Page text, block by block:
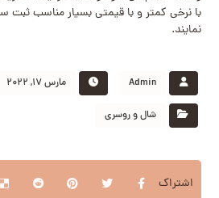
با نرخی کمتر و با قیمتی بسیار مناسب ثبت
نمایند.
Admin مارس 17, 2022
شال و روسری